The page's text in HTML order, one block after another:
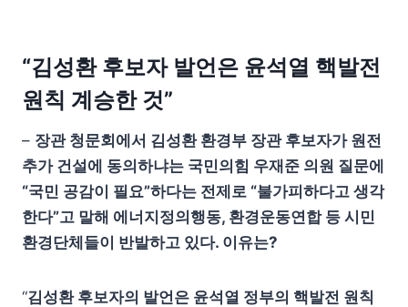
“김성환 후보자 발언은 윤석열 핵발전
원칙 계승한 것”
– 장관 청문회에서 김성환 환경부 장관 후보자가 원전
추가 건설에 동의하냐는 국민의힘 우재준 의원 질문에
“국민 공감이 필요”하다는 전제로 “불가피하다고 생각
한다”고 말해 에너지정의행동, 환경운동연합 등 시민
환경단체들이 반발하고 있다. 이유는?
“김성환 후보자의 발언은 윤석열 정부의 핵발전 원칙